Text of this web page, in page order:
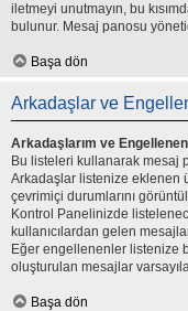
iletmeyi unutmayın, bu
bulunur. Mesaj panosu
Başa dön
Arkadaşlar ve
Arkadaşlarım ve
Bu listeleri kullanarak mesaj
Arkadaşlar listenize eklenen
çevrimiçi durumlarını
Kontrol Panelinizde
kullanıcılardan gelen
Eğer engellenenler listenize
oluşturulan mesajlar
Başa dön